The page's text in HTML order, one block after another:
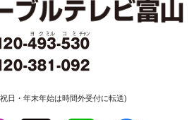
日・年末年始は時間外受付に転送)